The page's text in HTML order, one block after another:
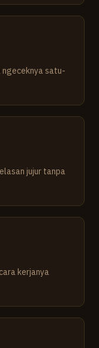
ngeceknya satu-
jujur tanpa
kerjanya